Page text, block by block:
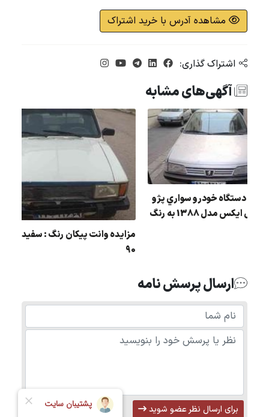
مشاهده آدرس با خرید اشتراک
اشتراک گذاری:
آگهی‌های مشابه
مزایده وانت پیکان
مزایده يك دستگاه خودرو سواري پژو
405 جی ال ایکس مدل 1388 به رنگ
ارسال پرسش نامه
برای ارسال نظر عضو شوید